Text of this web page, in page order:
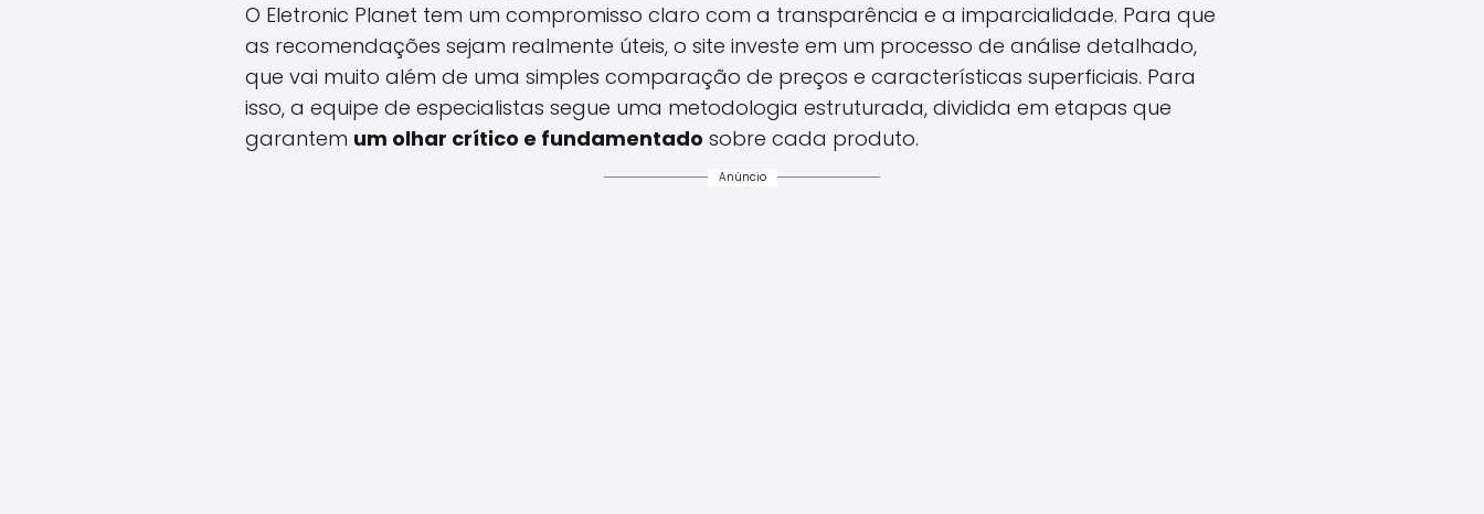
O Eletronic Planet tem um compromisso claro com a transparência e a imparcialidade. Para que
as recomendações sejam realmente úteis, o site investe em um processo de análise detalhado,
que vai muito além de uma simples comparação de preços e características superficiais. Para
isso, a equipe de especialistas segue uma metodologia estruturada, dividida em etapas que
garantem um olhar crítico e fundamentado sobre cada produto.
Anúncio